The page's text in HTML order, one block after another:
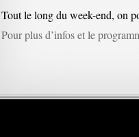
Tout le long du week-end, on
Pour plus d’infos et le